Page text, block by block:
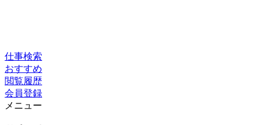
仕事検索
おすすめ
閲覧履歴
会員登録
メニュー